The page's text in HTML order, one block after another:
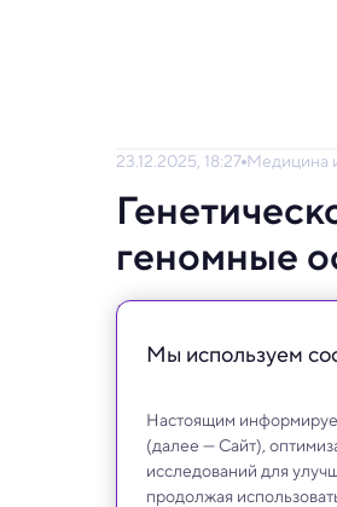
23.12.2025, 18:27 Медицина
геномные
Исследователи
разнообразия
Мы используем
Настоящим
(далее — Сайт),
исследований для
продолжая